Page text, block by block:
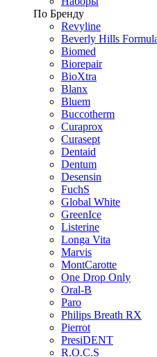
По Бренду
Revyline
Beverly Hills
Biomed
Biorepair
BioXtra
Blanx
Bluem
Buccotherm
Curaprox
Curasept
Dentaid
Dentum
Desensin
FuchS
Global White
GreenIce
Listerine
Longa Vita
Marvis
MontCarotte
One Drop Only
Oral-B
Paro
Philips Breath RX
Pierrot
PresiDENT
R.O.C.S